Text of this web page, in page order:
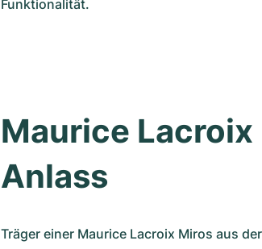
Funktionalität.
Maurice Lacroix
Anlass
Träger einer Maurice Lacroix Miros aus